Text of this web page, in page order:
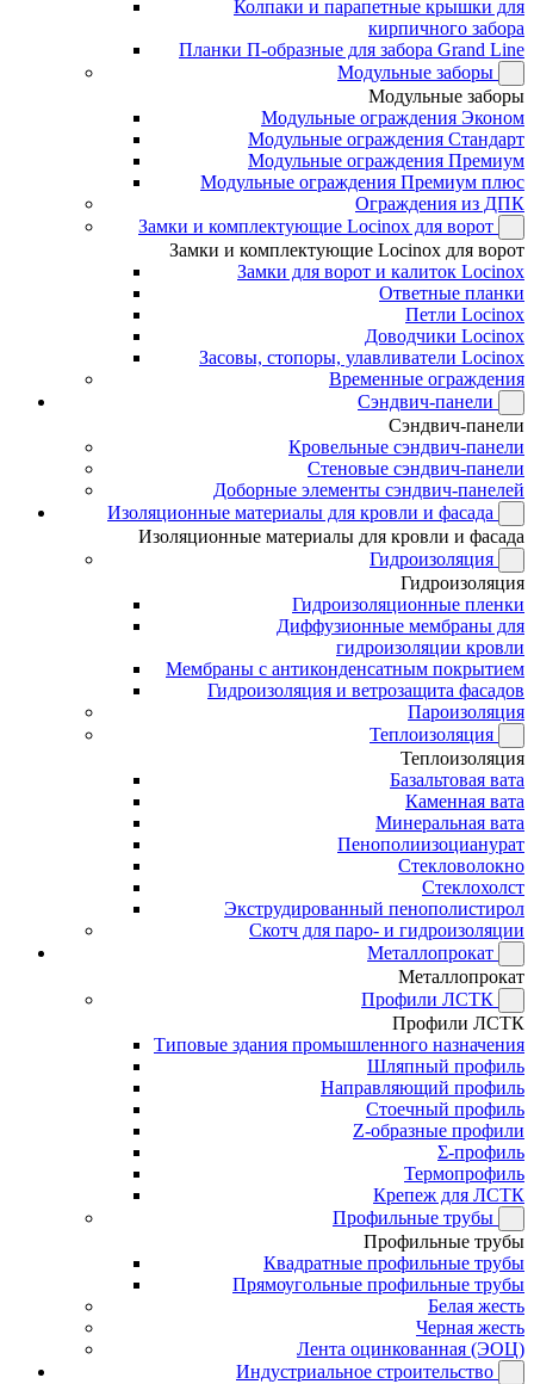
Колпаки и парапетные крышки для
кирпичного забора
Планки П-образные для забора Grand Line
Модульные заборы
Модульные заборы
Модульные ограждения Эконом
Модульные ограждения Стандарт
Модульные ограждения Премиум
Модульные ограждения Премиум плюс
Ограждения из ДПК
Замки и комплектующие Locinox для ворот
Замки и комплектующие Locinox для ворот
Замки для ворот и калиток Locinox
Ответные планки
Петли Locinox
Доводчики Locinox
Засовы, стопоры, улавливатели Locinox
Временные ограждения
Сэндвич-панели
Сэндвич-панели
Кровельные сэндвич-панели
Стеновые сэндвич-панели
Доборные элементы сэндвич-панелей
Изоляционные материалы для кровли и фасада
Изоляционные материалы для кровли и фасада
Гидроизоляция
Гидроизоляция
Гидроизоляционные пленки
Диффузионные мембраны для
гидроизоляции кровли
Мембраны с антиконденсатным покрытием
Гидроизоляция и ветрозащита фасадов
Пароизоляция
Теплоизоляция
Теплоизоляция
Базальтовая вата
Каменная вата
Минеральная вата
Пенополиизоцианурат
Стекловолокно
Стеклохолст
Экструдированный пенополистирол
Скотч для паро- и гидроизоляции
Металлопрокат
Металлопрокат
Профили ЛСТК
Профили ЛСТК
Типовые здания промышленного назначения
Шляпный профиль
Направляющий профиль
Стоечный профиль
Z-образные профили
Σ-профиль
Термопрофиль
Крепеж для ЛСТК
Профильные трубы
Профильные трубы
Квадратные профильные трубы
Прямоугольные профильные трубы
Белая жесть
Черная жесть
Лента оцинкованная (ЭОЦ)
Индустриальное строительство